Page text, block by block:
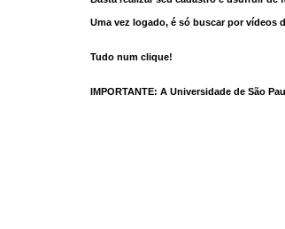
Uma vez logado, é só buscar por vídeos
Tudo num clique!
IMPORTANTE: A Universidade de São